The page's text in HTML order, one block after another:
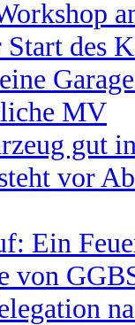
des
MV
gut
vor
Ein
von